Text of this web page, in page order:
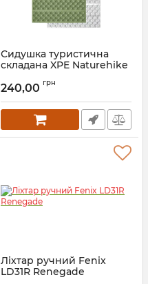
Сидушка туристична
складана XPE Naturehike
зелена, для походів та
Артикул:7_74665
240,00 грн
Ліхтар ручний Fenix
LD31R Renegade